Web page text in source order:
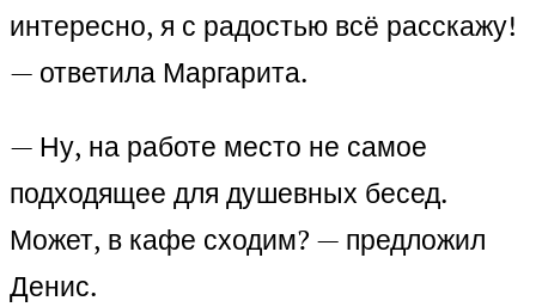
интересно, я с радостью всё расскажу!
— ответила Маргарита.
— Ну, на работе место не самое
подходящее для душевных бесед.
Может, в кафе сходим? — предложил
Денис.